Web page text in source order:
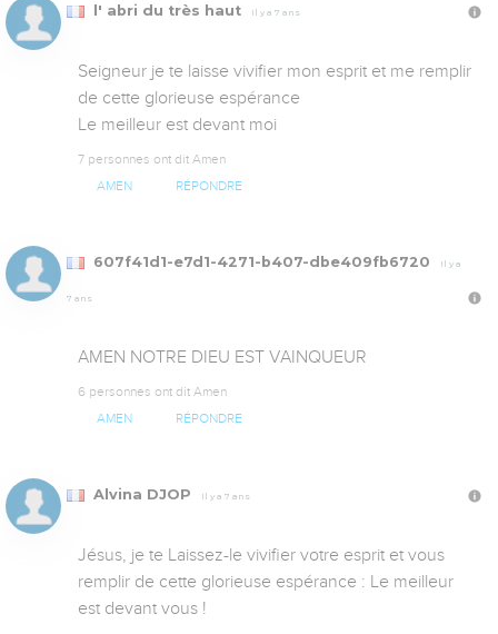
l' abri du très haut Il y a 7 ans
Seigneur je te laisse vivifier mon esprit et me remplir
de cette glorieuse espérance
Le meilleur est devant moi
7 personnes ont dit Amen
AMEN RÉPONDRE
607f41d1-e7d1-4271-b407-dbe409fb6720 Il y a
7 ans
AMEN NOTRE DIEU EST VAINQUEUR
6 personnes ont dit Amen
AMEN RÉPONDRE
Alvina DJOP Il y a 7 ans
Jésus, je te Laissez-le vivifier votre esprit et vous
remplir de cette glorieuse espérance : Le meilleur
est devant vous !